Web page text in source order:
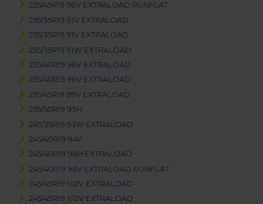
225/45R19 96V EXTRALOAD RUNFLAT
235/35R19 91V EXTRALOAD
235/35R19 91V EXTRALOAD
235/35R19 91W EXTRALOAD
235/40R19 96V EXTRALOAD
235/40R19 96V EXTRALOAD
235/45R19 99V EXTRALOAD
235/50R19 99H
245/35R19 93W EXTRALOAD
245/40R19 94V
245/40R19 98H EXTRALOAD
245/40R19 98V EXTRALOAD RUNFLAT
245/45R19 102V EXTRALOAD
245/45R19 102V EXTRALOAD